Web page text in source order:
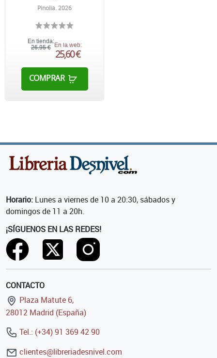
Pinolia. 2026
En tienda:
26,95 € En la web:
25,60 €
COMPRAR
Horario: Lunes a viernes de 10 a 20:30, sábados y
domingos de 11 a 20h.
¡SÍGUENOS EN LAS REDES!
CONTACTO
Plaza Matute 6,
28012 Madrid (España)
Tel.: (+34) 91 369 42 90
clientes@libreriadesnivel.com